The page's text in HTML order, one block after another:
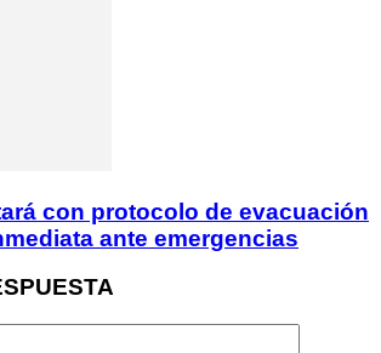
con protocolo de evacuación
ante emergencias